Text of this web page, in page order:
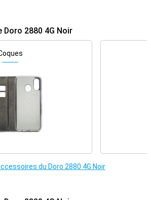
est aussi rapide que sur un
possède un écran d'une diagonale de 2,86
dispose d'un autre écran à l'arrière.
instantanément qui vous appelle.
assure une place standard
ce Doro à l'aide d'une station de charge
Cette station offre également un
pour votre appareil afin qu'il soit facile à
2880 4G Noir
du Doro 2880 4G Noir